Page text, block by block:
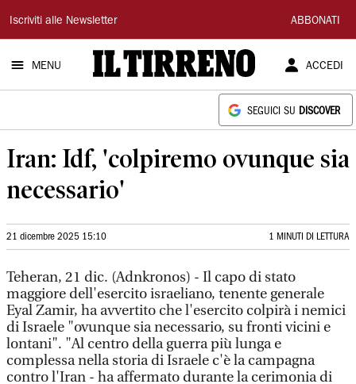
Il
Tirreno
Iscriviti alle Newsletter ABBONATI
MENU ACCEDI
SEGUICI SU DISCOVER
Iran: Idf, 'colpiremo ovunque sia
necessario'
21 dicembre 2025 15:10 1 MINUTI DI LETTURA
Teheran, 21 dic. (Adnkronos) - Il capo di stato
maggiore dell'esercito israeliano, tenente generale
Eyal Zamir, ha avvertito che l'esercito colpirà i nemici
di Israele "ovunque sia necessario, su fronti vicini e
lontani". "Al centro della guerra più lunga e
complessa nella storia di Israele c'è la campagna
contro l'Iran - ha affermato durante la cerimonia di